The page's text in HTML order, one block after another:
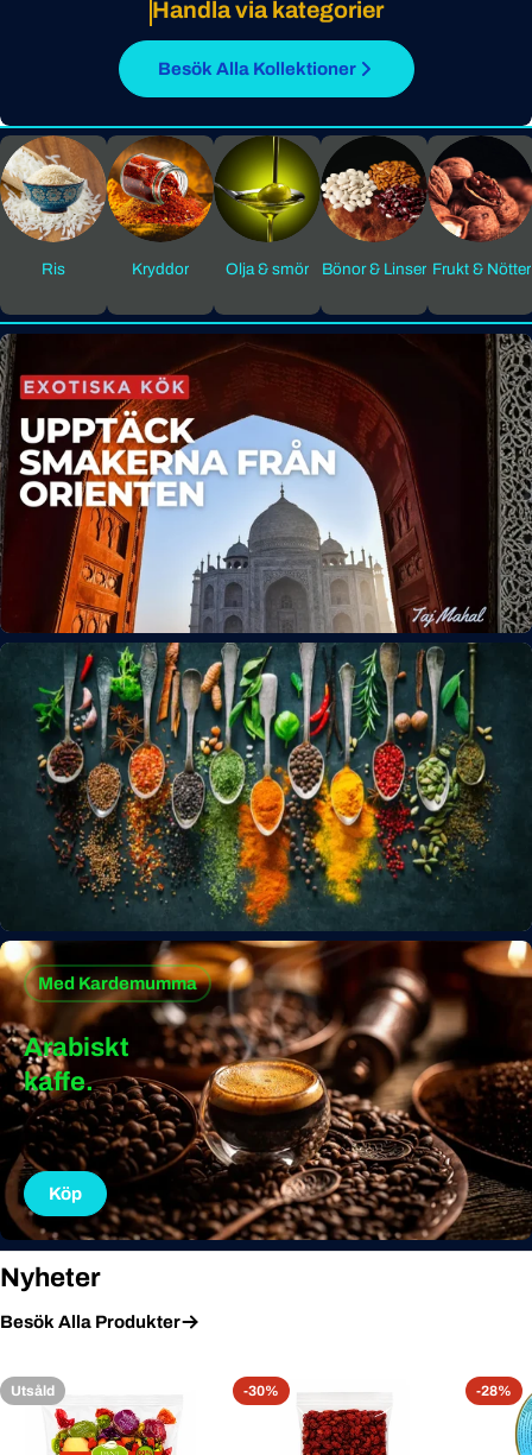
Handla via kategorier
Besök Alla Kollektioner
Ris Kryddor Olja & smör Bönor & Linser Frukt & Nötter
Med Kardemumma
Arabiskt
kaffe.
Köp
Nyheter
Besök Alla Produkter
Utsåld -30% -28%